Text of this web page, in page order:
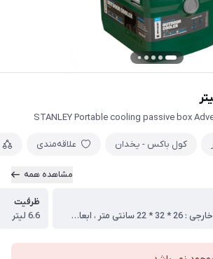
STANLEY Portable cooling passive box
کول باکس - یخدان علاقه‌مندی
مشاهده همه
ابعاد خارجی : 26 * 32 * 22 سانتی متر ، ابعاد داخلی : 18.5 * 25 * 15.5 سانتی متر
ظرفیت
6.6 لیتر